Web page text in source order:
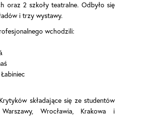
oraz 2 szkoły teatralne. Odbyło się
i trzy wystawy.
wchodzili:
składające się ze studentów
Wrocławia, Krakowa i